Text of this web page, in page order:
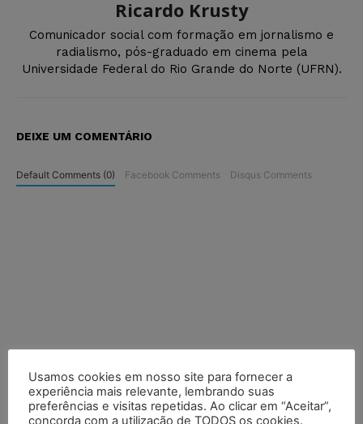
Ricardo Krusty
Comunicador social com formação em jornalismo e
radialismo, pós-graduado em cinema pela
Universidade Federal do Rio Grande do Norte (UFRN).
DEIXE UM COMENTÁRIO
Default Comments (0) Facebook Comments Disqus Comments
Usamos cookies em nosso site para fornecer a
experiência mais relevante, lembrando suas
preferências e visitas repetidas. Ao clicar em “Aceitar”,
concorda com a utilização de TODOS os cookies.